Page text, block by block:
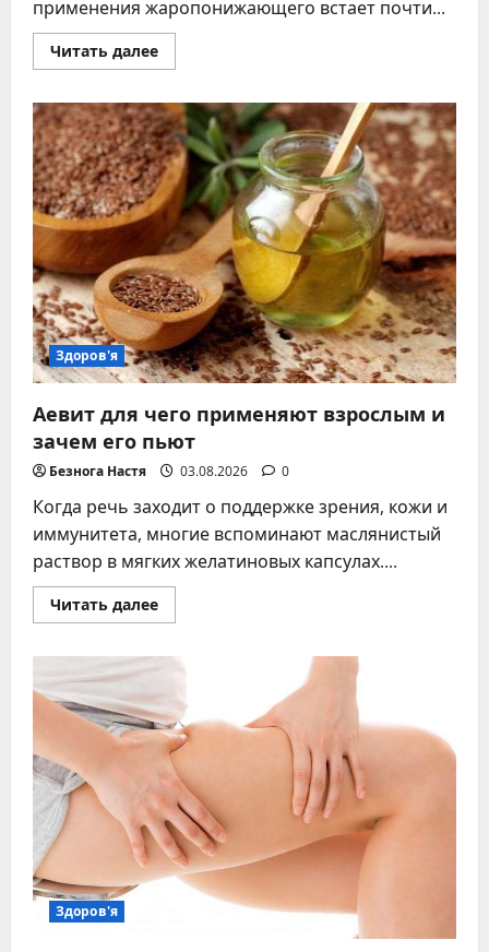
применения жаропонижающего встает почти...
Читать далееПрочитать
больше
ли
парацетамол
с
антибиотиками
–
безопасное
сочетание,
интервалы,
таблица
Здоров'я
Аевит для чего применяют взрослым и
зачем его пьют
Безнога Настя 03.08.2026 0
Когда речь заходит о поддержке зрения, кожи и
иммунитета, многие вспоминают маслянистый
раствор в мягких желатиновых капсулах....
Читать далееПрочитать
больше
для
применяют
взрослым
и
зачем
его
пьют
Здоров'я